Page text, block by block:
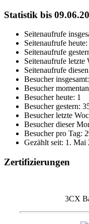
Statistik bis
Seitenaufrufe
Seitenaufrufe heute:
Seitenaufrufe
Seitenaufrufe letzte
Seitenaufrufe
Besucher
Besucher
Besucher heute: 1
Besucher gestern:
Besucher letzte
Besucher dieser
Besucher pro Tag:
Gezählt seit: 1. Mai
Zertifizierungen
3CX